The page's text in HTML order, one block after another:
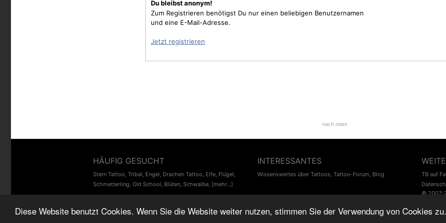
Diese Website benutzt Cookies. Wenn Sie die Website weiter nutzen, stimmen Sie der Verwendung von Cookies zu.
Du bleibst anonym!
Zum Registrieren benötigst Du nur einen beliebigen Benutzernamen
und eine E-Mail-Adresse.
Jetzt registrieren
nach oben
HÄUFIG GESUCHT
Stern Tattoo, Tribal, Engel, Drachen Tattoo, Elfe, Flügel,
Schmetterling, Old School, Blüten, Schwalbe, [mehr...]
INTERESSANTES
Wissenswertes über Tattoos, Tattoo-Forum, Blog TB auf
© 2007-
♥ Tattoo-Bewertung.de liebt dich! Wirklich. ♥